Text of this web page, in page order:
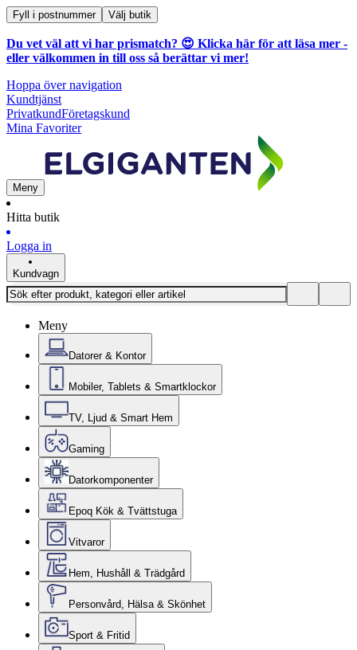
Fyll i postnummer Välj butik
Du vet väl att vi har prismatch? 😍 Klicka här för att läsa mer -
eller välkommen in till oss så berättar vi mer!
Hoppa över navigation
Kundtjänst
PrivatkundFöretagskund
Mina Favoriter
Meny
Hitta butik
Logga in
Kundvagn
Meny
Datorer & Kontor
Mobiler, Tablets & Smartklockor
TV, Ljud & Smart Hem
Gaming
Datorkomponenter
Epoq Kök & Tvättstuga
Vitvaror
Hem, Hushåll & Trädgård
Personvård, Hälsa & Skönhet
Sport & Fritid